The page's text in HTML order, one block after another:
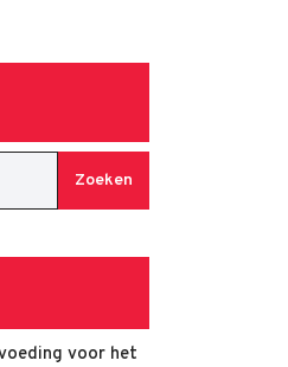
Zoeken
voor het